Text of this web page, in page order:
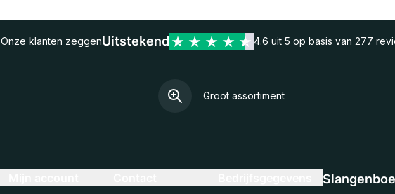
Onze klanten zeggenUitstekend 4.6 uit 5 op basis van 277
Groot assortiment